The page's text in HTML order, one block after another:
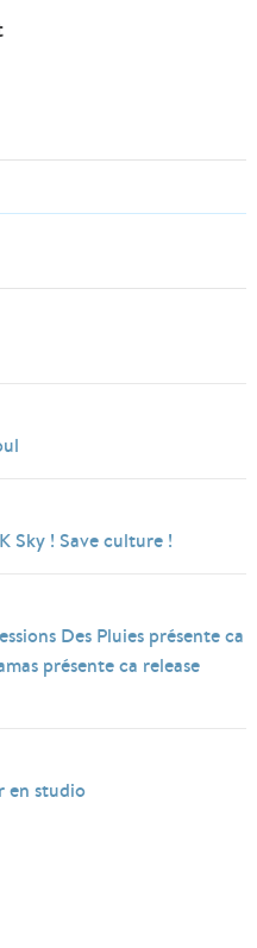
Sky ! Save culture !
Des Pluies présente ca
présente ca release
en studio